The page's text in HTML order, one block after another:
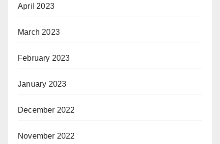
April 2023
March 2023
February 2023
January 2023
December 2022
November 2022